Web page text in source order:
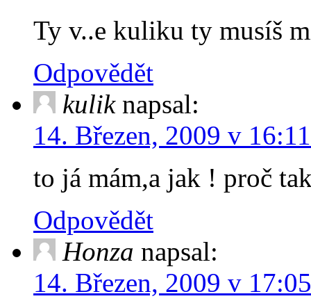
Ty v..e kuliku ty musíš
Odpovědět
kulik napsal:
14. Březen, 2009 v 16:11
to já mám,a jak ! proč
Odpovědět
Honza napsal:
14. Březen, 2009 v 17:05